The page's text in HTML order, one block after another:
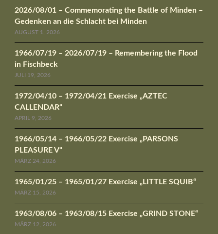
2026/08/01 – Commemorating the Battle of Minden –
Gedenken an die Schlacht bei Minden
AUGUST 1, 2026
1966/07/19 – 2026/07/19 – Remembering the Flood
in Fischbeck
JULI 19, 2026
1972/04/10 – 1972/04/21 Exercise „AZTEC
CALLENDAR“
APRIL 9, 2026
1966/05/14 – 1966/05/22 Exercise „PARSONS
PLEASURE V“
MÄRZ 24, 2026
1965/01/25 – 1965/01/27 Exercise „LITTLE SQUIB“
MÄRZ 15, 2026
1963/08/06 – 1963/08/15 Exercise „GRIND STONE“
MÄRZ 12, 2026